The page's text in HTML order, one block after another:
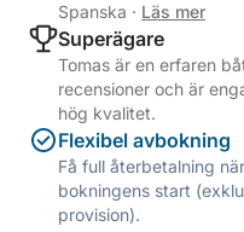
Spanska · Läs mer
Superägare
Tomas är en erfaren
recensioner och är
hög kvalitet.
Flexibel avbokning
Få full återbetalning
bokningens start
provision).